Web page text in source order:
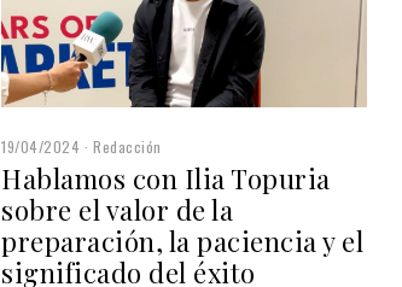
19/04/2024 Redacción
Hablamos con Ilia Topuria
sobre el valor de la
preparación, la paciencia y el
significado del éxito